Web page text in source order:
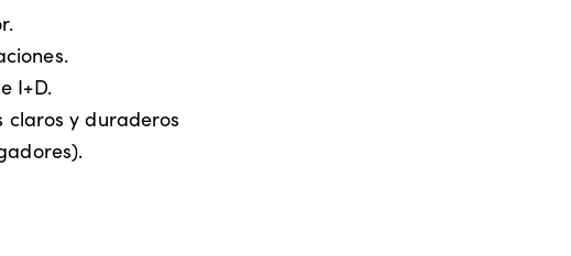
I+D.
claros y duraderos